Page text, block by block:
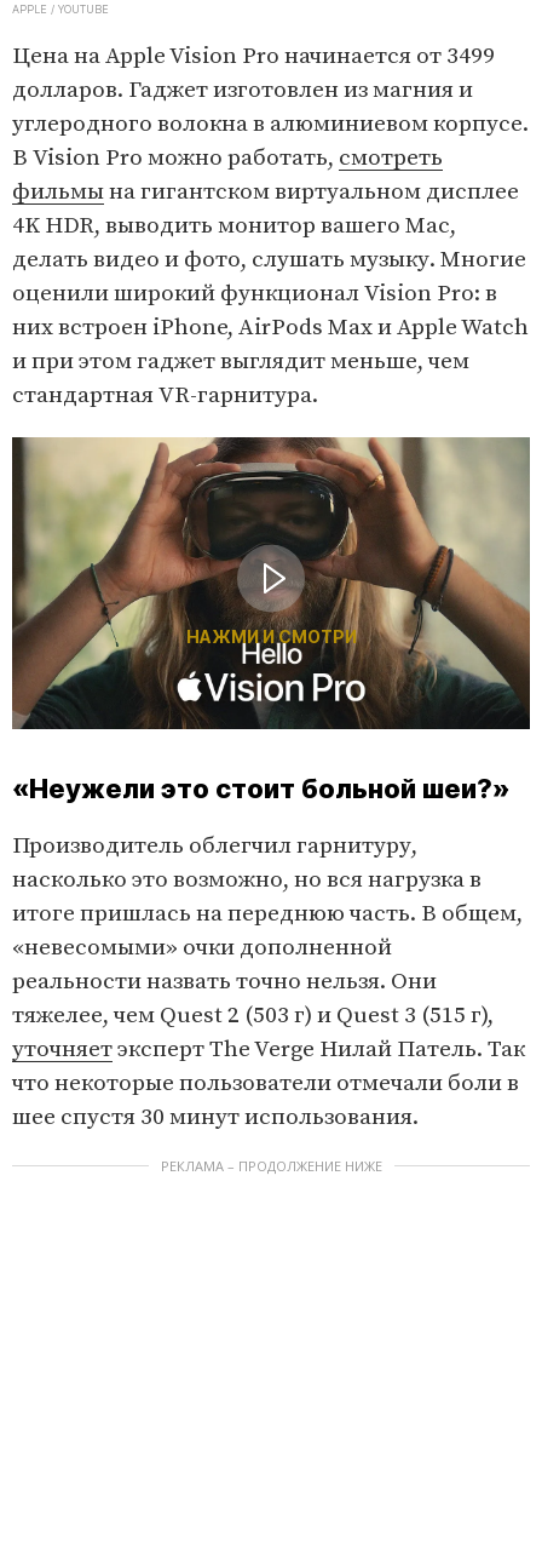
APPLE / YOUTUBE
Цена на Apple Vision Pro начинается от 3499
долларов. Гаджет изготовлен из магния и
углеродного волокна в алюминиевом корпусе.
В Vision Pro можно работать, смотреть
фильмына гигантском виртуальном дисплее
4K HDR, выводить монитор вашего Mac,
делать видео и фото, слушать музыку. Многие
оценили широкий функционал Vision Pro: в
них встроен iPhone, AirPods Max и Apple Watch
и при этом гаджет выглядит меньше, чем
стандартная VR-гарнитура.
НАЖМИ И СМОТРИ
«Неужели это стоит больной шеи?»
Производитель облегчил гарнитуру,
насколько это возможно, но вся нагрузка в
итоге пришлась на переднюю часть. В общем,
«невесомыми» очки дополненной
реальности назвать точно нельзя. Они
тяжелее, чем Quest 2 (503 г) и Quest 3 (515 г),
уточняетэксперт The Verge Нилай Патель. Так
что некоторые пользователи отмечали боли в
шее спустя 30 минут использования.
РЕКЛАМА – ПРОДОЛЖЕНИЕ НИЖЕ